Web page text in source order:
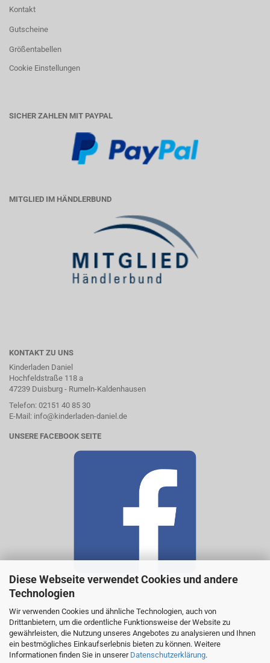
Diese Webseite verwendet Cookies und andere
Technologien
Wir verwenden Cookies und ähnliche Technologien, auch von
Drittanbietern, um die ordentliche Funktionsweise der Website zu
gewährleisten, die Nutzung unseres Angebotes zu analysieren und Ihnen
ein bestmögliches Einkaufserlebnis bieten zu können. Weitere
Informationen finden Sie in unserer Datenschutzerklärung.
Kontakt
Gutscheine
Größentabellen
Cookie Einstellungen
SICHER ZAHLEN MIT PAYPAL
MITGLIED IM HÄNDLERBUND
KONTAKT ZU UNS
Kinderladen Daniel
Hochfeldstraße 118 a
47239 Duisburg - Rumeln-Kaldenhausen
Telefon: 02151 40 85 30
E-Mail: info@kinder laden-daniel .de
UNSERE FACEBOOK SEITE
MEHR SICHERHEIT